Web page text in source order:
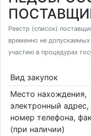
Реестр (список)
временно не
участию в процедурах
Вид закупок
Место нахождения,
электронный адрес,
номер телефона,
(при наличии)